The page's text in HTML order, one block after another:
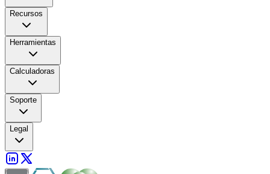
Recursos
Herramientas
Calculadoras
Soporte
Legal